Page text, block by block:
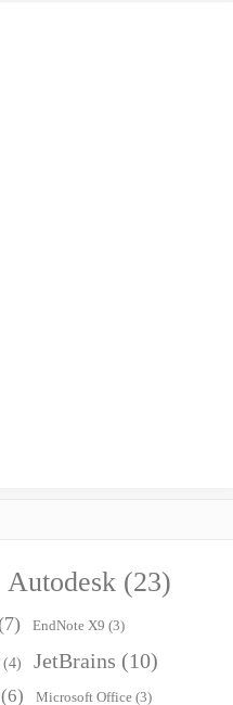
Autodesk (23)
EndNote X9 (3)
(4) JetBrains (10)
(6) Microsoft Office (3)